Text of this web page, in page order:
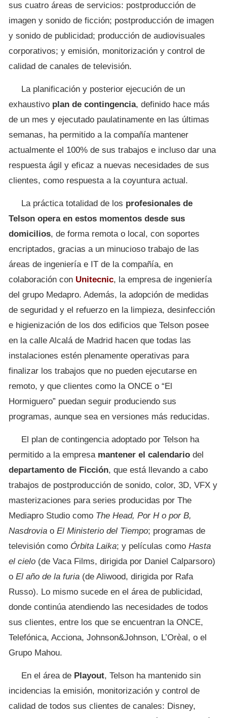
sus cuatro áreas de servicios: postproducción de
imagen y sonido de ficción; postproducción de imagen
y sonido de publicidad; producción de audiovisuales
corporativos; y emisión, monitorización y control de
calidad de canales de televisión.
La planificación y posterior ejecución de un
exhaustivo plan de contingencia, definido hace más
de un mes y ejecutado paulatinamente en las últimas
semanas, ha permitido a la compañía mantener
actualmente el 100% de sus trabajos e incluso dar una
respuesta ágil y eficaz a nuevas necesidades de sus
clientes, como respuesta a la coyuntura actual.
La práctica totalidad de los profesionales de
Telson opera en estos momentos desde sus
domicilios, de forma remota o local, con soportes
encriptados, gracias a un minucioso trabajo de las
áreas de ingeniería e IT de la compañía, en
colaboración con Unitecnic, la empresa de ingeniería
del grupo Medapro. Además, la adopción de medidas
de seguridad y el refuerzo en la limpieza, desinfección
e higienización de los dos edificios que Telson posee
en la calle Alcalá de Madrid hacen que todas las
instalaciones estén plenamente operativas para
finalizar los trabajos que no pueden ejecutarse en
remoto, y que clientes como la ONCE o “El
Hormiguero” puedan seguir produciendo sus
programas, aunque sea en versiones más reducidas.
El plan de contingencia adoptado por Telson ha
permitido a la empresamantener el calendario del
departamento de Ficción, que está llevando a cabo
trabajos de postproducción de sonido, color, 3D, VFX y
masterizaciones para series producidas por The
Mediapro Studio como The Head, Por H o por B,
Nasdrovia o El Ministerio del Tiempo; programas de
televisión como Órbita Laika; y películas como Hasta
el cielo (de Vaca Films, dirigida por Daniel Calparsoro)
o El año de la furia (de Aliwood, dirigida por Rafa
Russo). Lo mismo sucede en el área de publicidad,
donde continúa atendiendo las necesidades de todos
sus clientes, entre los que se encuentran la ONCE,
Telefónica, Acciona, Johnson&Johnson, L’Orèal, o el
Grupo Mahou.
En el área de Playout, Telson ha mantenido sin
incidencias la emisión, monitorización y control de
calidad de todos sus clientes de canales: Disney,